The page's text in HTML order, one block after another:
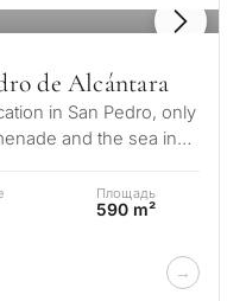
de Alcántara
in San Pedro, only
and the sea in
Площадь
590 m²
С
какой
целью
вы
в